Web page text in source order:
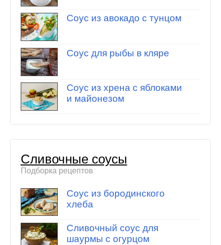
Соус из авокадо с тунцом
Соус для рыбы в кляре
Соус из хрена с яблоками
и майонезом
Сливочные соусы
Подборка рецептов
Соус из бородинского
хлеба
Сливочный соус для
шаурмы с огурцом